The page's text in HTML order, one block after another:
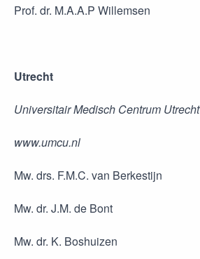
Prof. dr. M.A.A.P Willemsen
Utrecht
Universitair Medisch Centrum Utrecht
www.umcu.nl
Mw. drs. F.M.C. van Berkestijn
Mw. dr. J.M. de Bont
Mw. dr. K. Boshuizen